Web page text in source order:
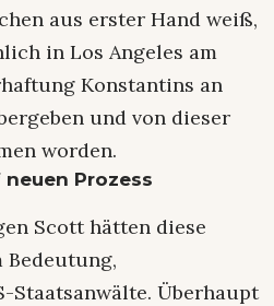
aus erster Hand weiß,
in Los Angeles am
Konstantins an
und von dieser
worden.
Prozess
Scott hätten diese
Bedeutung,
Staatsanwälte. Überhaupt